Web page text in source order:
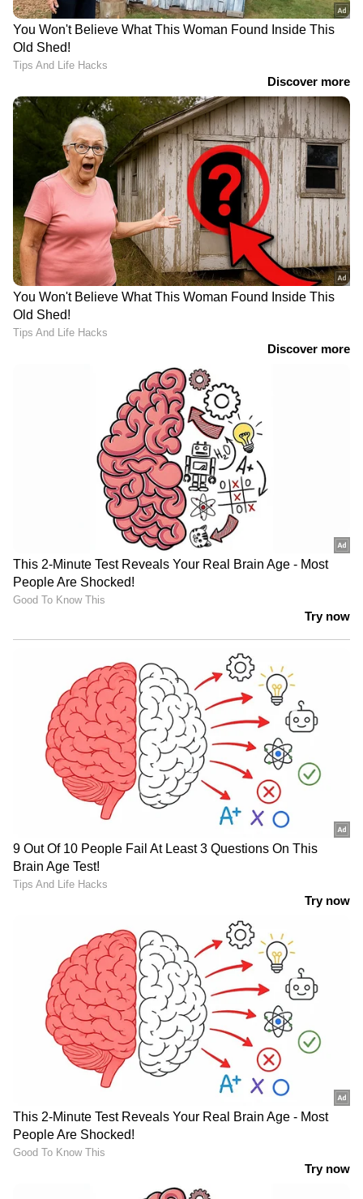
ഡ്രൈവർ
LATEST VIDEOS
ജലനിരപ്പ് കുറഞ്ഞെങ്കിലും ദുരിതം
ഒഴിയാതെ കുട്ടനാട്ടുകാര്‍; വെള്ളം
ഇറങ്ങാൻ ഇനിയും സമയമെടുക്കും
News@1PM | ഒരുമണി വാർത്ത